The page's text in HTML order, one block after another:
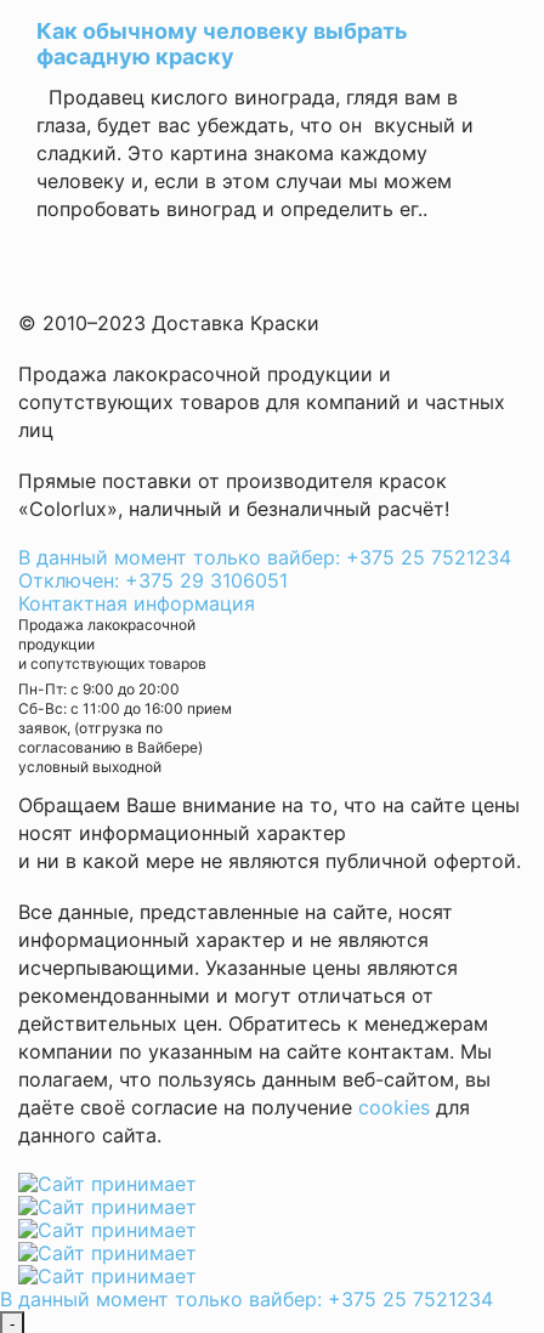
Как обычному человеку выбрать
фасадную краску
Продавец кислого винограда, глядя вам в
глаза, будет вас убеждать, что он вкусный и
сладкий. Это картина знакома каждому
человеку и, если в этом случаи мы можем
попробовать виноград и определить ег..
© 2010–2023 Доставка Краски
Продажа лакокрасочной продукции и
сопутствующих товаров для компаний и частных
лиц
Прямые поставки от производителя красок
«Colorlux», наличный и безналичный расчёт!
В данный момент только вайбер: +375 25 7521234
Отключен: +375 29 3106051
Контактная информация
Продажа лакокрасочной
продукции
и сопутствующих товаров
Пн-Пт: с 9:00 до 20:00
Cб-Вс: с 11:00 до 16:00 прием
заявок, (отгрузка по
согласованию в Вайбере)
условный выходной
Обращаем Ваше внимание на то, что на сайте цены
носят информационный характер
и ни в какой мере не являются публичной офертой.
Все данные, представленные на сайте, носят
информационный характер и не являются
исчерпывающими. Указанные цены являются
рекомендованными и могут отличаться от
действительных цен. Обратитесь к менеджерам
компании по указанным на сайте контактам. Мы
полагаем, что пользуясь данным веб-сайтом, вы
даёте своё согласие на получение cookies для
данного сайта.
В данный момент только вайбер: +375 25 7521234
-